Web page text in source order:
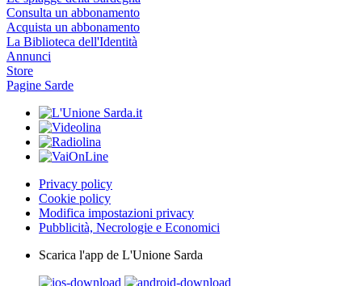
Consulta un abbonamento
Acquista un abbonamento
La Biblioteca dell'Identità
Annunci
Store
Pagine Sarde
Privacy policy
Cookie policy
Modifica impostazioni privacy
Pubblicità, Necrologie e Economici
Scarica l'app de L'Unione Sarda